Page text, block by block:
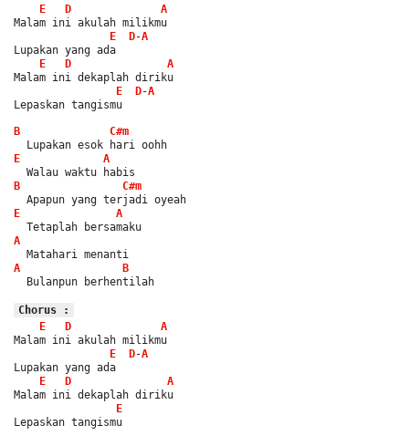
E
D
A
Malam ini akulah milikmu
E
D-A
Lupakan yang ada
E
D
A
Malam ini dekaplah diriku
E
D-A
Lepaskan tangismu
B
C#m
  Lupakan esok hari oohh
E
A
  Walau waktu habis
B
C#m
  Apapun yang terjadi oyeah
E
A
  Tetaplah bersamaku
A
  Matahari menanti
A
B
  Bulanpun berhentilah
Chorus :
E
D
A
Malam ini akulah milikmu
E
D-A
Lupakan yang ada
E
D
A
Malam ini dekaplah diriku
E
Lepaskan tangismu